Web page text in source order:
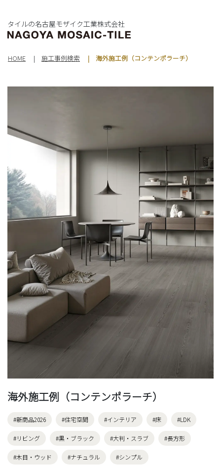
タイルの名古屋モザイク工業株式会社
HOME 施工事例検索 海外施工例（コンテンポラーチ）
海外施工例（コンテンポラーチ）
#新商品2026 #住宅空間 #インテリア #床 #LDK
#リビング #黒・ブラック #大判・スラブ #長方形
#木目・ウッド #ナチュラル #シンプル